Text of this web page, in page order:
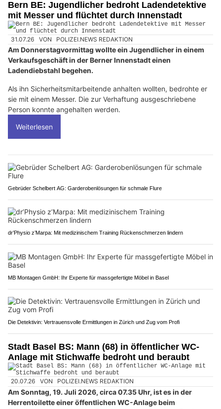
Bern BE: Jugendlicher bedroht Ladendetektive
mit Messer und flüchtet durch Innenstadt
31.07.26 VON POLIZEI.NEWS REDAKTION
Am Donnerstagvormittag wollte ein Jugendlicher in einem
Verkaufsgeschäft in der Berner Innenstadt einen
Ladendiebstahl begehen.
Als ihn Sicherheitsmitarbeitende anhalten wollten, bedrohte er
sie mit einem Messer. Die zur Verhaftung ausgeschriebene
Person konnte angehalten werden.
Weiterlesen
Gebrüder Schelbert AG: Garderobenlösungen für schmale Flure
dr’Physio z’Marpa: Mit medizinischem Training Rückenschmerzen lindern
MB Montagen GmbH: Ihr Experte für massgefertigte Möbel in Basel
Die Detektivin: Vertrauensvolle Ermittlungen in Zürich und Zug vom Profi
Stadt Basel BS: Mann (68) in öffentlicher WC-
Anlage mit Stichwaffe bedroht und beraubt
20.07.26 VON POLIZEI.NEWS REDAKTION
Am Sonntag, 19. Juli 2026, circa 07.35 Uhr, ist es in der
Herrentoilette einer öffentlichen WC-Anlage beim